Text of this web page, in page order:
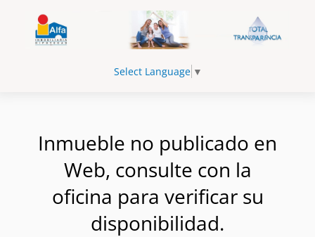
Select Language ▼
Inmueble no publicado en
Web, consulte con la
oficina para verificar su
disponibilidad.